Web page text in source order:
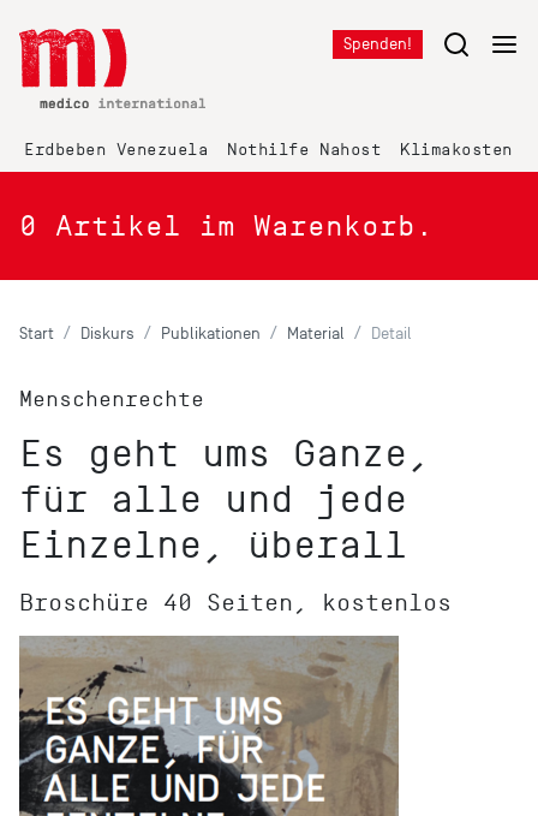
Spenden!
Erdbeben Venezuela Nothilfe Nahost Klimakosten
0 Artikel im Warenkorb.
Start Diskurs Publikationen Material Detail
Menschenrechte
Es geht ums Ganze,
für alle und jede
Einzelne, überall
Broschüre 40 Seiten, kostenlos